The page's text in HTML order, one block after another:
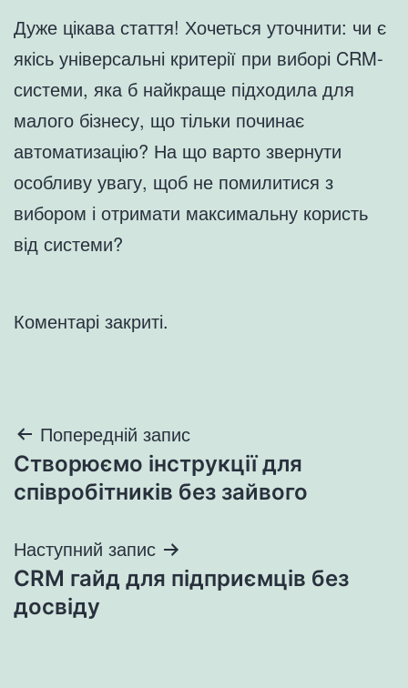
Дуже цікава стаття! Хочеться уточнити: чи є
якісь універсальні критерії при виборі CRM-
системи, яка б найкраще підходила для
малого бізнесу, що тільки починає
автоматизацію? На що варто звернути
особливу увагу, щоб не помилитися з
вибором і отримати максимальну користь
від системи?
Коментарі закриті.
Навігація
записів
Попередній запис
Створюємо інструкції для
співробітників без зайвого
Наступний запис
CRM гайд для підприємців без
досвіду